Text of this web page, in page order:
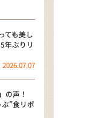
ても美し
年ぶりリ
2026.07.07
の声！
”食リポ